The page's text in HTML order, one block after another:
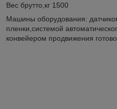
Вес брутто,кг 1500
Машины оборудования:
пленки,системой
конвейером продвижения